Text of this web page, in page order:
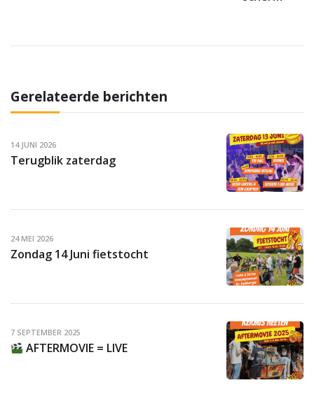
Gerelateerde berichten
14 JUNI 2026
Terugblik zaterdag
24 MEI 2026
Zondag 14 Juni fietstocht
7 SEPTEMBER 2025
AFTERMOVIE = LIVE